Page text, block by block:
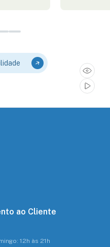
ao Cliente
12h às 21h